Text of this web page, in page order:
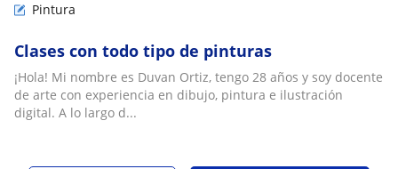
Pintura
Clases con todo tipo de pinturas
¡Hola! Mi nombre es Duvan Ortiz, tengo 28 años y soy docente
de arte con experiencia en dibujo, pintura e ilustración
digital. A lo largo d...